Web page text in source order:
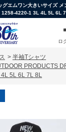
グエムワン大きいサイズ
1258-4220-1 3L 4L 5L 6L
ロ
> 半袖Tシャツ
PRODUCTS
5L 6L 7L 8L